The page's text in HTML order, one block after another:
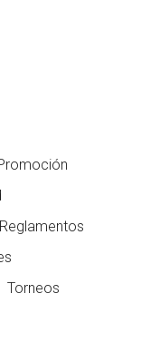
Reglamentos
Torneos